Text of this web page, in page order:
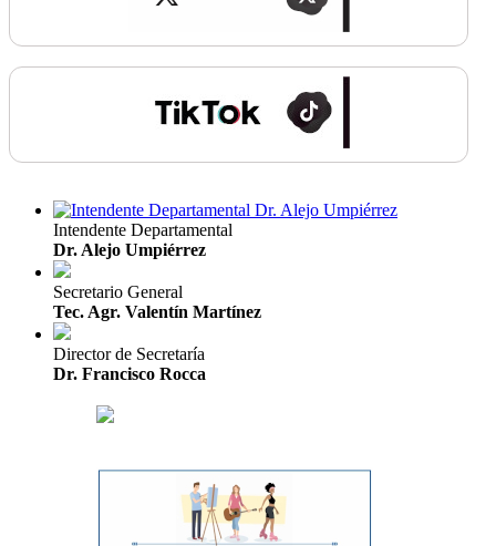
Intendente Departamental
Dr. Alejo Umpiérrez
Secretario General
Tec. Agr. Valentín Martínez
Director de Secretaría
Dr. Francisco Rocca